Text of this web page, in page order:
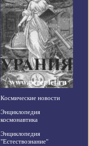
Космические новости
Энциклопедия
космонавтика
Энциклопедия
"Естествознание"